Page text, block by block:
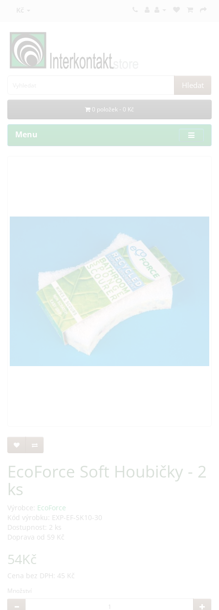
Kč
Hledat
0 položek - 0 Kč
Menu
EcoForce Soft Houbičky - 2
ks
Výrobce: EcoForce
Kód výrobku: EXP-EF-SK10-30
Dostupnost: 2 ks
Doprava od 59 Kč
54Kč
Cena bez DPH: 45 Kč
Množství